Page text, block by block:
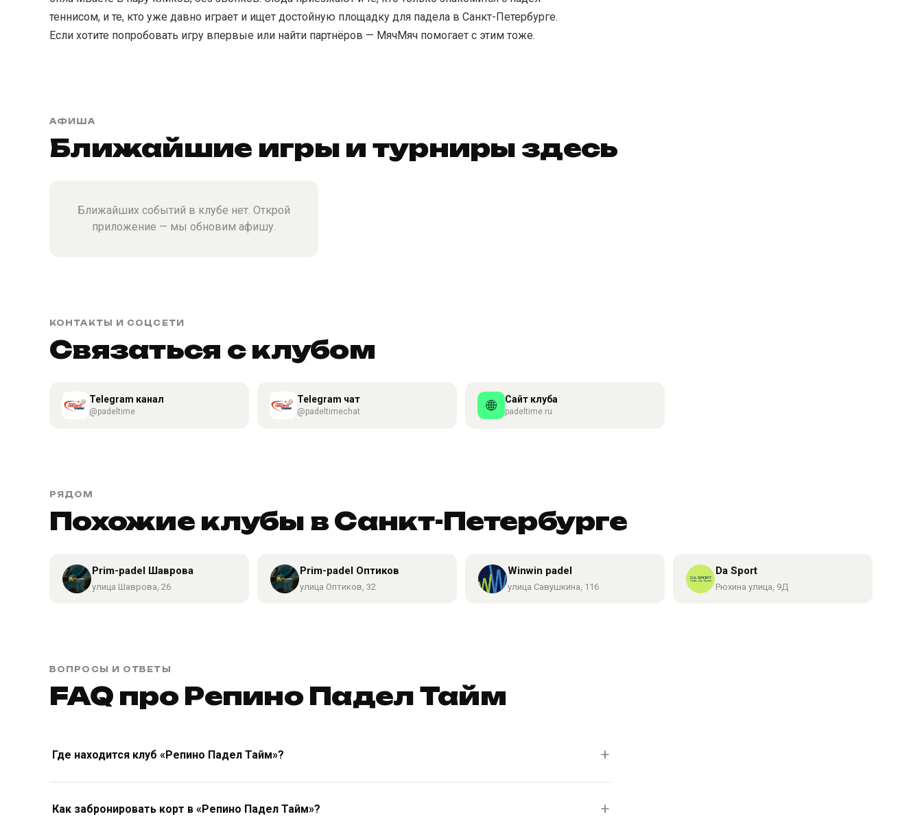
теннисом, и те, кто уже давно играет и ищет достойную площадку для падела в Санкт-Петербурге.
Если хотите попробовать игру впервые или найти партнёров — МячМяч помогает с этим тоже.
АФИША
Ближайшие игры и турниры здесь
Ближайших событий в клубе нет. Открой
приложение — мы обновим афишу.
КОНТАКТЫ И СОЦСЕТИ
Связаться с клубом
Telegram канал
@padeltime
Telegram чат
@padeltimechat 🌐 Сайт клуба
padeltime.ru
РЯДОМ
Похожие клубы в Санкт-Петербурге
Prim-padel Шаврова
улица Шаврова, 26
Prim-padel Оптиков
улица Оптиков, 32
Winwin padel
улица Савушкина, 116
Da Sport
Рюхина улица, 9Д
ВОПРОСЫ И ОТВЕТЫ
FAQ про Репино Падел Тайм
Где находится клуб «Репино Падел Тайм»?
Как забронировать корт в «Репино Падел Тайм»?